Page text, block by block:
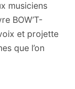
musiciens
BOW’T-
et projette
que l’on